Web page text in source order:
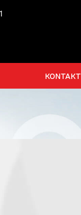
KONTAKT